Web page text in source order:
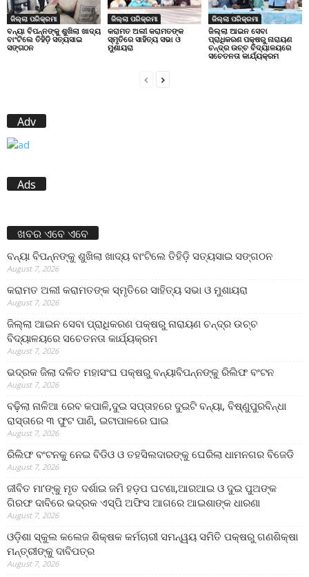
ଜିଲ୍ଲା ପରିକ୍ରମା
ବନ୍ୟା ବିପନ୍ନଙ୍କୁ ଶୁଖିଲା ଖାଦ୍ୟ
ବାଂଟିଲେ ତିହିଡି଼ ସତ୍ୟସାଇ
ସଙ୍ଗଠନ
ଜିଲ୍ଲା ପରିକ୍ରମା
କରାମତ ଅଲୀ କରାମତଙ୍କ
ସ୍ମୃତିରେ ସାହିତ୍ୟ ସଭା ଓ
ମୁଶାୟରା
ଜିଲ୍ଲା ପରିକ୍ରମା
ଜିଲ୍ଲା ଆଇନ ସେବା
ପ୍ରାଧିକରଣ ପକ୍ଷରୁ ନାରାୟଣ
ଚନ୍ଦ୍ର ଉଚ୍ଚ ବିଦ୍ୟାଳୟରେ
ସଚେତନତା କାର୍ଯ୍ୟକ୍ରମ
Adv
Ads
ଖବର ଏବେ ଏବେ
ବନ୍ୟା ବିପନ୍ନଙ୍କୁ ଶୁଖିଲା ଖାଦ୍ୟ ବାଂଟିଲେ ତିହିଡି଼ ସତ୍ୟସାଇ ସଙ୍ଗଠନ
August 7, 2026
କରାମତ ଅଲୀ କରାମତଙ୍କ ସ୍ମୃତିରେ ସାହିତ୍ୟ ସଭା ଓ ମୁଶାୟରା
August 7, 2026
ଜିଲ୍ଲା ଆଇନ ସେବା ପ୍ରାଧିକରଣ ପକ୍ଷରୁ ନାରାୟଣ ଚନ୍ଦ୍ର ଉଚ୍ଚ
ବିଦ୍ୟାଳୟରେ ସଚେତନତା କାର୍ଯ୍ୟକ୍ରମ
August 7, 2026
ଭଦ୍ରକ ଜିଲା ଦଳିତ ମହାସଂଘ ପକ୍ଷରୁ ବନ୍ୟାବିପନ୍ନଙ୍କୁ ରିଲିଫ ବଂଟନ
August 7, 2026
ବଢ଼ିଲା ନାଳିଆ ରେବ କପାଳି,ଦୁଇ ସପ୍ତାହରେ ଦୁଇଟି ବନ୍ୟା, ବିଷ୍ଣୁପୁରବିନ୍ଧା
ରାସ୍ତାରେ ୩ ଫୁଟ ପାଣି, ଇଟାପାଳରେ ଘାଇ
August 7, 2026
ରିଲିଫ ବଂଟନକୁ ନେଇ ବିଡିଓ ଓ ତହସିଲଦାରଙ୍କୁ ଘେରିଲା ଧାମନଗର ବିଜେଡି
August 7, 2026
ଜୀବିତ ମା’ଙ୍କୁ ମୃତ ଦର୍ଶାଇ ଜମି ହଡ଼ପ ଘଟଣା,ଆରଆଇ ଓ ଦୁଇ ପୁଅଙ୍କ
ଗିରଫ ଦାବିରେ ଭଦ୍ରକ ଏସ୍‌ପି ଅଫିସ ଆଗରେ ଆଇଶାଙ୍କ ଧାରଣା
August 7, 2026
ଓଡ଼ିଶା ସ୍କୁଲ କଲେଜ ଶିକ୍ଷକ କର୍ମଚାରୀ ସମନ୍ୱୟ ସମିତି ପକ୍ଷରୁ ଗଣଶିକ୍ଷା
ମନ୍ତ୍ରୀଙ୍କୁ ଦାବିପତ୍ର
August 7, 2026